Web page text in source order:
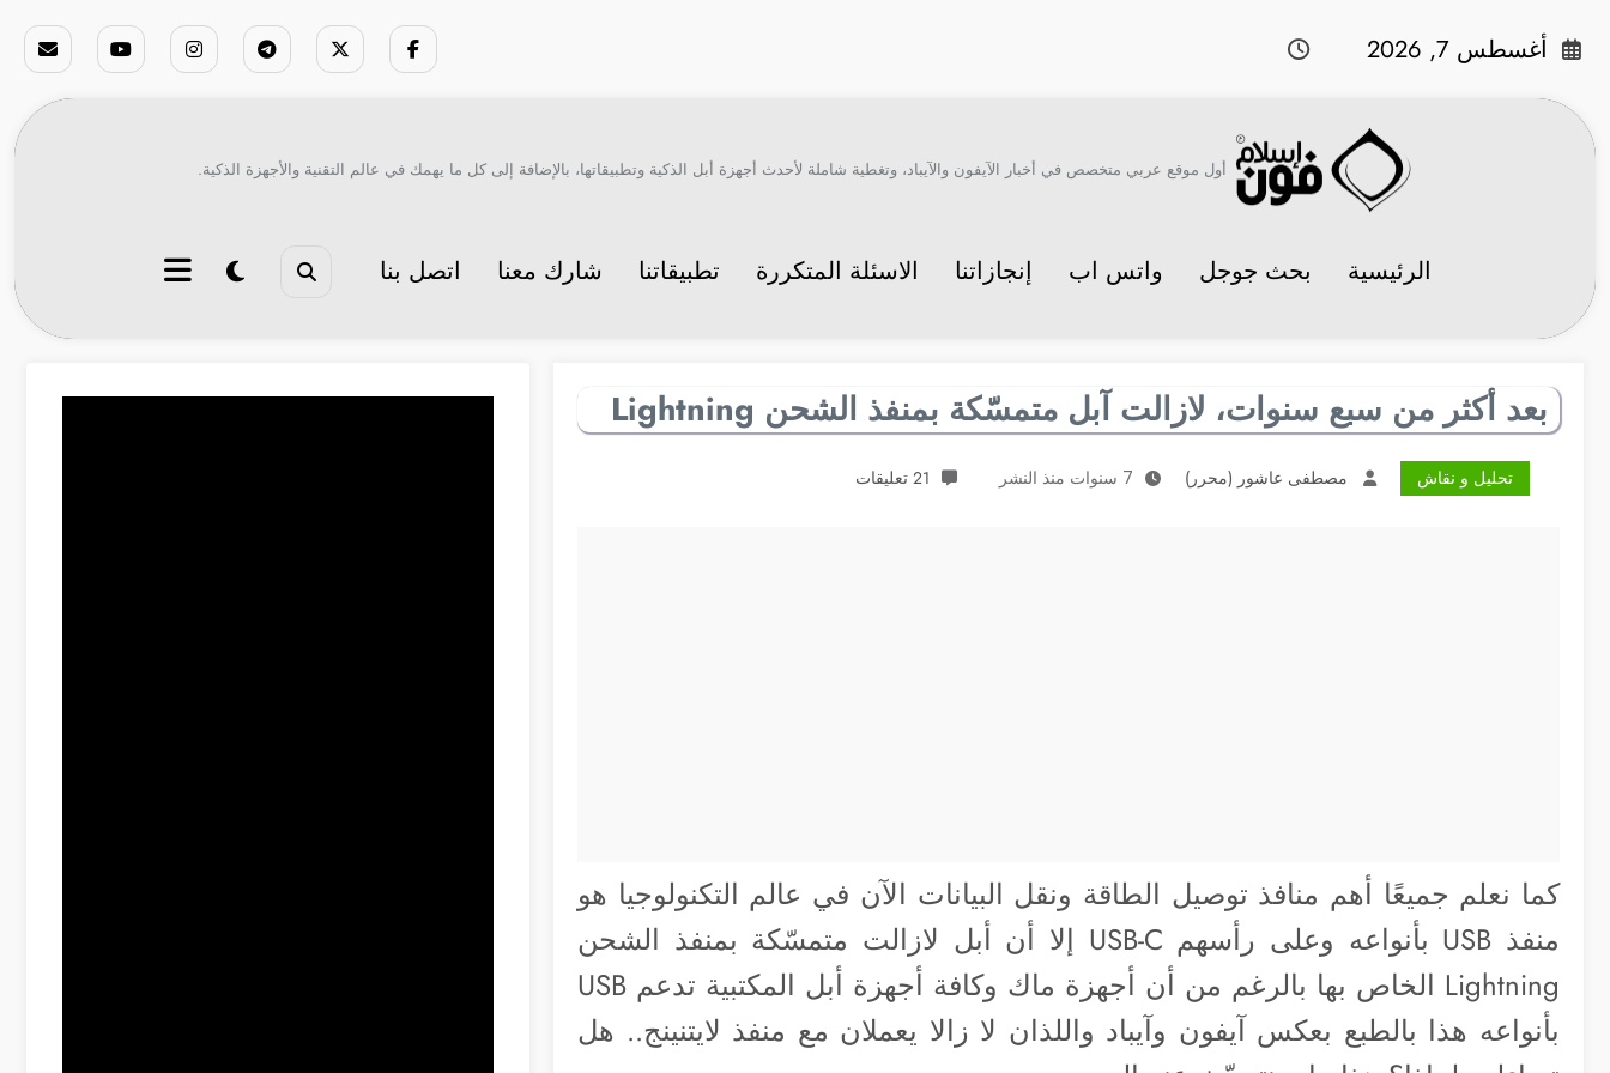
أغسطس 7, 2026
أول موقع عربي متخصص في أخبار الآيفون والآيباد، وتغطية شاملة لأحدث أجهزة أبل الذكية وتطبيقاتها، بالإضافة إلى كل ما يهمك في عالم التقنية والأجهزة الذكية.
الرئيسية بحث جوجل واتس اب إنجازاتنا الاسئلة المتكررة تطبيقاتنا شارك معنا اتصل بنا
بعد أكثر من سبع سنوات، لازالت آبل متمسّكة بمنفذ الشحن Lightning
تحليل و نقاش مصطفى عاشور (محرر) 7 سنوات منذ النشر 21 تعليقات
كما نعلم جميعًا أهم منافذ توصيل الطاقة ونقل البيانات الآن في عالم التكنولوجيا هو
منفذ USB بأنواعه وعلى رأسهم USB-C إلا أن أبل لازالت متمسّكة بمنفذ الشحن
Lightning الخاص بها بالرغم من أن أجهزة ماك وكافة أجهزة أبل المكتبية تدعم USB
بأنواعه هذا بالطبع بعكس آيفون وآيباد واللذان لا زالا يعملان مع منفذ لايتنينج.. هل